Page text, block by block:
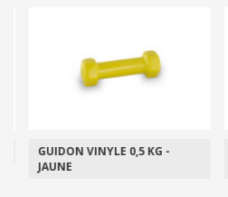
GUIDON VINYLE 0,5 KG -
JAUNE